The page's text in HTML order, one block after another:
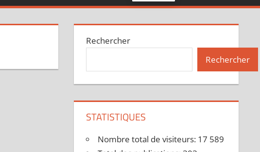
Rechercher
Rechercher
STATISTIQUES
Nombre total de visiteurs: 17 589